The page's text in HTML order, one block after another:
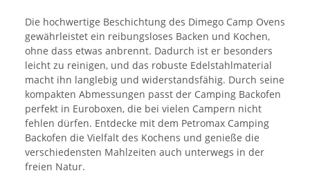
Die hochwertige Beschichtung des Dimego Camp Ovens
gewährleistet ein reibungsloses Backen und Kochen,
ohne dass etwas anbrennt. Dadurch ist er besonders
leicht zu reinigen, und das robuste Edelstahlmaterial
macht ihn langlebig und widerstandsfähig. Durch seine
kompakten Abmessungen passt der Camping Backofen
perfekt in Euroboxen, die bei vielen Campern nicht
fehlen dürfen. Entdecke mit dem Petromax Camping
Backofen die Vielfalt des Kochens und genieße die
verschiedensten Mahlzeiten auch unterwegs in der
freien Natur.